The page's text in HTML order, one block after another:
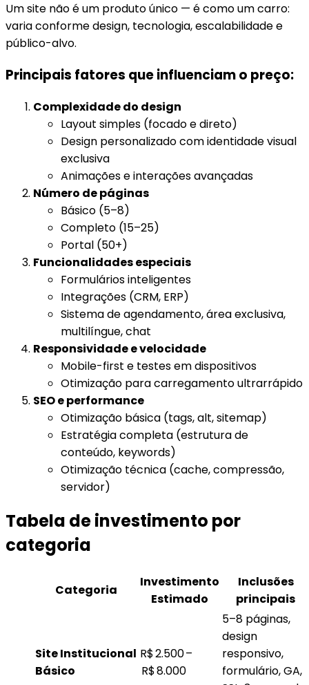
Um site não é um produto único — é como um carro:
varia conforme design, tecnologia, escalabilidade e
público-alvo.
Principais fatores que influenciam o preço:
Complexidade do design
Layout simples (focado e direto)
Design personalizado com identidade visual
exclusiva
Animações e interações avançadas
Número de páginas
Básico (5–8)
Completo (15–25)
Portal (50+)
Funcionalidades especiais
Formulários inteligentes
Integrações (CRM, ERP)
Sistema de agendamento, área exclusiva,
multilíngue, chat
Responsividade e velocidade
Mobile-first e testes em dispositivos
Otimização para carregamento ultrarrápido
SEO e performance
Otimização básica (tags, alt, sitemap)
Estratégia completa (estrutura de
conteúdo, keywords)
Otimização técnica (cache, compressão,
servidor)
Tabela de investimento por
categoria
Categoria
Investimento
Estimado
Inclusões
principais
Site Institucional
Básico
R$ 2.500 –
R$ 8.000
5–8 páginas,
design
responsivo,
formulário, GA,